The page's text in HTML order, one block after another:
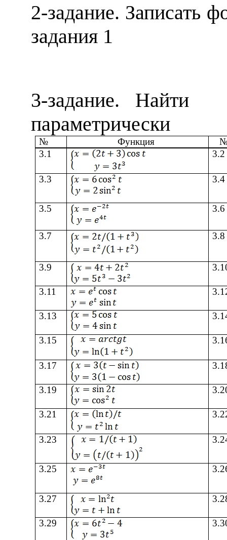
2-задание. Записать
задания 1
3-задание.
параметрически
№ Функция
3.1
3.2
3.3 3.4
3.5 3.6
3.7 3.8
3.9
3.11
3.13
3.15
3.17
3.19
3.21
3.23
3.25
3.27
3.29